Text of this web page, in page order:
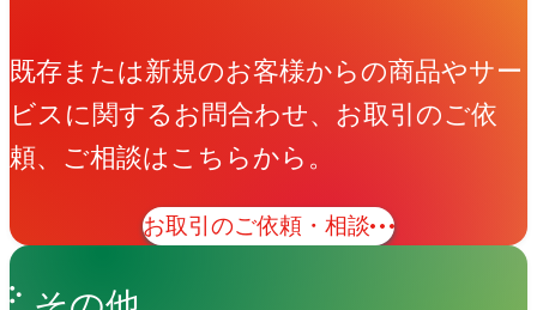
既存または新規のお客様からの商品やサー
ビスに関するお問合わせ、お取引のご依
頼、ご相談はこちらから。
お取引のご依頼・相談